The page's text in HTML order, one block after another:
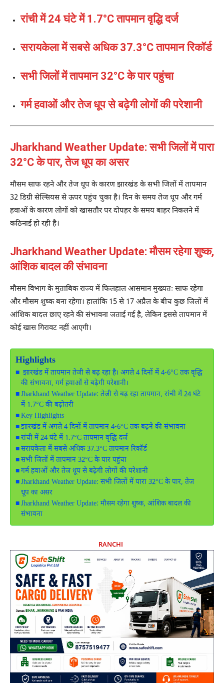
रांची में 24 घंटे में 1.7°C तापमान वृद्धि दर्ज
सरायकेला में सबसे अधिक 37.3°C तापमान रिकॉर्ड
सभी जिलों में तापमान 32°C के पार पहुंचा
गर्म हवाओं और तेज धूप से बढ़ेगी लोगों की परेशानी
Jharkhand Weather Update: सभी जिलों में पारा
32°C के पार, तेज धूप का असर
मौसम साफ रहने और तेज धूप के कारण झारखंड के सभी जिलों में तापमान
32 डिग्री सेल्सियस से ऊपर पहुंच चुका है। दिन के समय तेज धूप और गर्म
हवाओं के कारण लोगों को खासतौर पर दोपहर के समय बाहर निकलने में
कठिनाई हो रही है।
Jharkhand Weather Update: मौसम रहेगा शुष्क,
आंशिक बादल की संभावना
मौसम विभाग के मुताबिक राज्य में फिलहाल आसमान मुख्यतः साफ रहेगा
और मौसम शुष्क बना रहेगा। हालांकि 15 से 17 अप्रैल के बीच कुछ जिलों में
आंशिक बादल छाए रहने की संभावना जताई गई है, लेकिन इससे तापमान में
कोई खास गिरावट नहीं आएगी।
Highlights
झारखंड में तापमान तेजी से बढ़ रहा है। अगले 4 दिनों में 4-6°C तक वृद्धि
की संभावना, गर्म हवाओं से बढ़ेगी परेशानी।
Jharkhand Weather Update: तेजी से बढ़ रहा तापमान, रांची में 24 घंटे
में 1.7°C की बढ़ोतरी
Key Highlights
झारखंड में अगले 4 दिनों में तापमान 4-6°C तक बढ़ने की संभावना
रांची में 24 घंटे में 1.7°C तापमान वृद्धि दर्ज
सरायकेला में सबसे अधिक 37.3°C तापमान रिकॉर्ड
सभी जिलों में तापमान 32°C के पार पहुंचा
गर्म हवाओं और तेज धूप से बढ़ेगी लोगों की परेशानी
Jharkhand Weather Update: सभी जिलों में पारा 32°C के पार, तेज
धूप का असर
Jharkhand Weather Update: मौसम रहेगा शुष्क, आंशिक बादल की
संभावना
RANCHI